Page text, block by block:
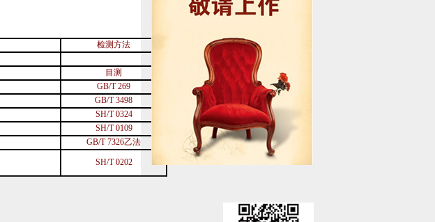
检测方法
目测
GB/T 269
GB/T 3498
SH/T 0324
SH/T 0109
GB/T 7326乙法
SH/T 0202